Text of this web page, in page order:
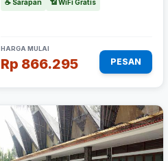
☕ Sarapan 📶 WiFi Gratis
HARGA MULAI
Rp 866.295 PESAN